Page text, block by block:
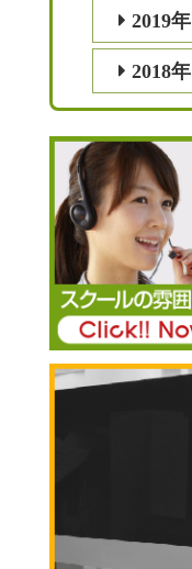
2019年
2018年